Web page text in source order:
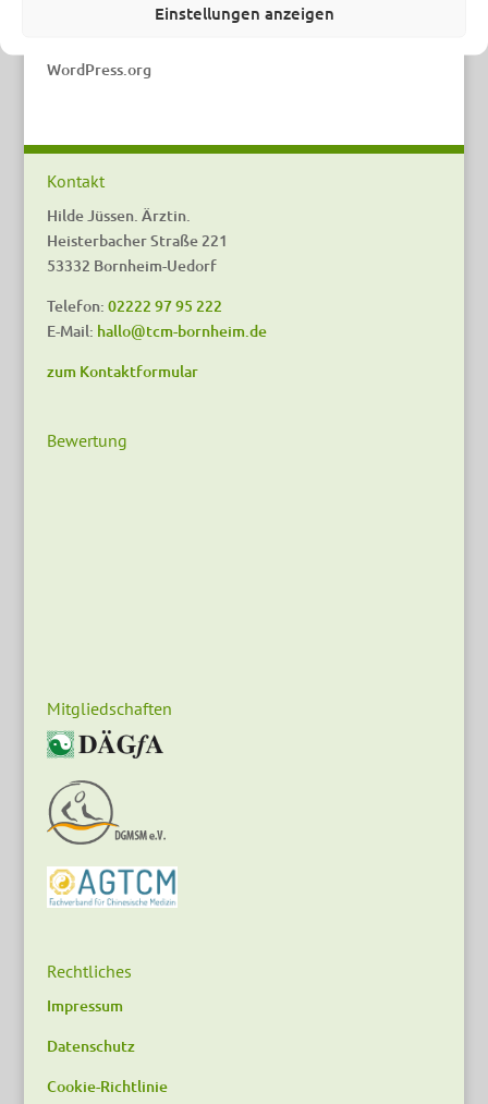
Einstellungen anzeigen
WordPress.org
Kontakt
Hilde Jüssen. Ärztin.
Heisterbacher Straße 221
53332 Bornheim-Uedorf
Telefon: 02222 97 95 222
E-Mail: hallo@tcm-bornheim.de
zum Kontaktformular
Bewertung
Mitgliedschaften
Rechtliches
Impressum
Datenschutz
Cookie-Richtlinie